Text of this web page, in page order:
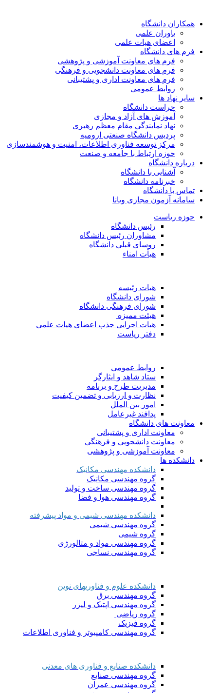
همکاران دانشگاه
یاوران علمی
اعضای هیات علمی
فرم های دانشگاه
فرم های معاونت آموزشی و پژوهشی
فرم های معاونت دانشجویی و فرهنگی
فرم های معاونت اداری و پشتیبانی
روابط عمومی
سایر نهاد ها
حراست دانشگاه
آموزش های آزاد و مجازی
نهاد نمایندگی مقام معظم رهبری
پردیس دانشگاه صنعتی ارومیه
مرکز توسعه فناوری اطلاعات، امنیت و هوشمندسازی
حوزه ارتباط با جامعه و صنعت
درباره دانشگاه
آشنایی با دانشگاه
خبرنامه دانشگاه
تماس با دانشگاه
سامانه آزمون مجازی ویانا
حوزه ریاست
رئیس دانشگاه
مشاوران رئیس دانشگاه
روسای قبلی دانشگاه
هیأت امناء
هیات رئیسه
شورای دانشگاه
شورای فرهنگی دانشگاه
هیئت ممیزه
هیات اجرایی جذب اعضای هیات علمی
دفتر ریاست
روابط عمومی
ستاد شاهد و ایثارگر
مدیریت طرح و برنامه
نظارت و ارزیابی و تضمین کیفیت
امور بین الملل
پدافند غیرعامل
معاونت های دانشگاه
معاونت اداری و پشتیبانی
معاونت دانشجویی و فرهنگی
معاونت آموزشی و پژوهشی
دانشکده ها
دانشکده مهندسی مکانیک
گروه مهندسی مکانیک
گروه مهندسی ساخت و تولید
گروه مهندسی هوا و فضا
دانشکده مهندسی شیمی و مواد پیشرفته
گروه مهندسی شیمی
گروه شیمی
گروه مهندسی مواد و متالورژی
گروه مهندسی نساجی
دانشکده علوم و فناوریهای نوین
گروه مهندسی برق
گروه مهندسی اپتیک و لیزر
گروه ریاضی
گروه فیزیک
گروه مهندسی کامپیوتر و فناوری اطلاعات
دانشکده صنایع و فناوری های معدنی
گروه مهندسی صنایع
گروه مهندسی عمران